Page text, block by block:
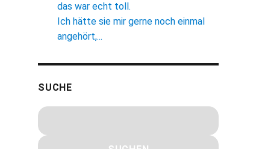
das war echt toll.
Ich hätte sie mir gerne noch einmal
angehört,...
SUCHE